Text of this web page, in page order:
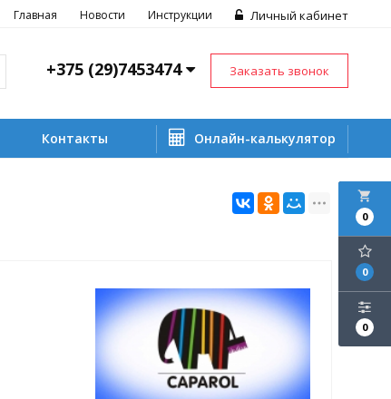
Личный кабинет
Главная Новости Инструкции
+375 (29)7453474 Заказать звонок
Контакты Онлайн-калькулятор
local_grocery_store
0
0
0